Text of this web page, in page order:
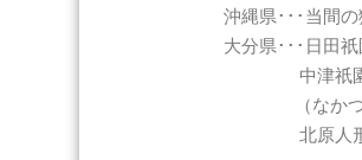
県
沖縄県･･･当間の獅子
大分県･･･日田祇園囃
中津祇園龍王
（なかつぎおんりゅ
北原人形芝居（き